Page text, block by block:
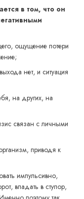
в том, что он
ощущение потери
нет, и ситуация
на других, на
связан с личными
приводя к
импульсивно,
впадать в ступор,